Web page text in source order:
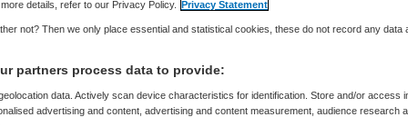
details, refer to our Privacy Policy. Privacy Statement
not? Then we only place essential and statistical cookies, these do not record any data
partners process data to provide:
data. Actively scan device characteristics for identification. Store and/or access
advertising and content, advertising and content measurement, audience research